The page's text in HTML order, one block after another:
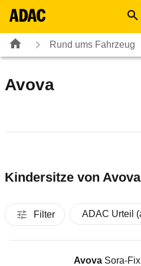
Rund ums Fahrzeug
Avova
Kindersitze von Avova
Filter
Avova Sora-Fix